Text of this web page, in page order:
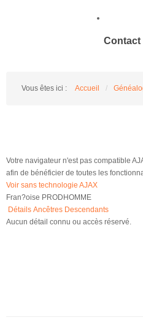
Contact
Vous êtes ici : Accueil /
Votre navigateur n'est pas compatible
afin de bénéficier de toutes les
Voir sans technologie AJAX
Fran?oise PRODHOMME
Détails Ancêtres Descendants
Aucun détail connu ou accès réservé.